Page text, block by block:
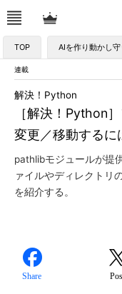
TOP AIを作り動かし
連載
［解決！Python
変更／移動する
解決！Python
pathlibモジュールが提
ァイルやディレクトリ
を紹介する。
Share